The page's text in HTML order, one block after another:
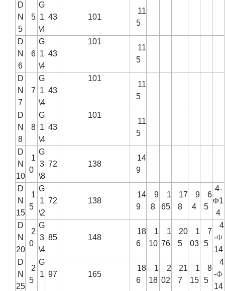
D
N
5
5
G
1
\4
43 101
11
5
D
N
6
6
G
1
\4
43
101
11
5
D
N
7
7
G
1
\4
43
101
11
5
D
N
8
8
G
1
\4
43
101
11
5
D
N
10
1
0
G
3
\8
72 138
14
9
D
N
15
1
5
G
1
\2
72 138
14
9
9
8
1
65
17
8
9
4
6
5
4-
Φ1
4
D
N
20
2
0
G
3
\4
85 148
18
6
1
10
1
76
20
5
1
03
7
5
4
-Φ
14
D
N
25
2
5
G
1 97 165
18
6
1
18
2
02
21
7
1
15
8
5
4
-Φ
14